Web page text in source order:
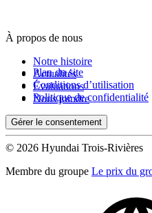
À propos de nous
Notre histoire
Actualités
Évaluations
Nous joindre
Plan du site
Conditions d’utilisation
Politique de confidentialité
Gérer le consentement
© 2026 Hyundai Trois-Rivières
Membre du groupe Le prix du